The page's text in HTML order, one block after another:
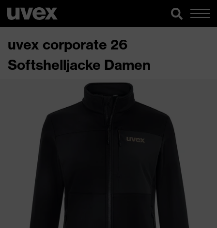
uvex corporate 26
Softshelljacke Damen